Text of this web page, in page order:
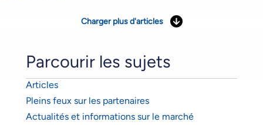
Charger plus d'articles
Parcourir les sujets
Articles
Pleins feux sur les partenaires
Actualités et informations sur le marché